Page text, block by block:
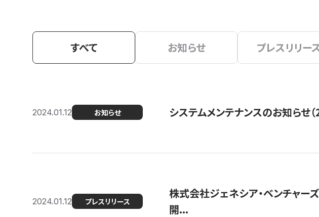
すべて お知らせ プレスリリー
2024.01.12 お知らせ システムメンテナンスのお知らせ
2024.01.12 プレスリリース
株式会社ジェネシア・ベンチャー
開...